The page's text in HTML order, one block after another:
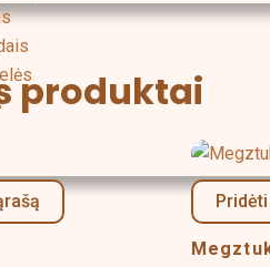
produktai
€
product
has